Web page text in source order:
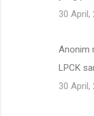
30 April,
Anonim
LPCK
30 April,